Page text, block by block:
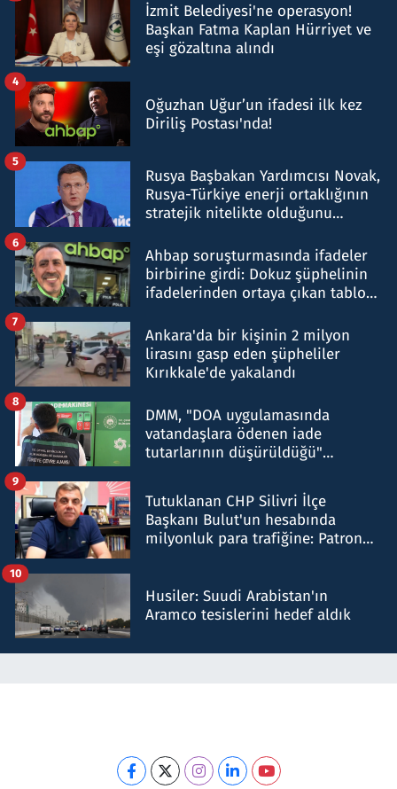
İzmit Belediyesi'ne operasyon!
Başkan Fatma Kaplan Hürriyet ve
eşi gözaltına alındı
Oğuzhan Uğur’un ifadesi ilk kez
Diriliş Postası'nda!
4
Rusya Başbakan Yardımcısı Novak,
Rusya-Türkiye enerji ortaklığının
stratejik nitelikte olduğunu
5
Ahbap soruşturmasında ifadeler
birbirine girdi: Dokuz şüphelinin
ifadelerinden ortaya çıkan tablo
6
Ankara'da bir kişinin 2 milyon
lirasını gasp eden şüpheliler
Kırıkkale'de yakalandı
7
DMM, "DOA uygulamasında
vatandaşlara ödenen iade
tutarlarının düşürüldüğü"
8
Tutuklanan CHP Silivri İlçe
Başkanı Bulut'un hesabında
milyonluk para trafiğine: Patron
9
Husiler: Suudi Arabistan'ın
Aramco tesislerini hedef aldık
10